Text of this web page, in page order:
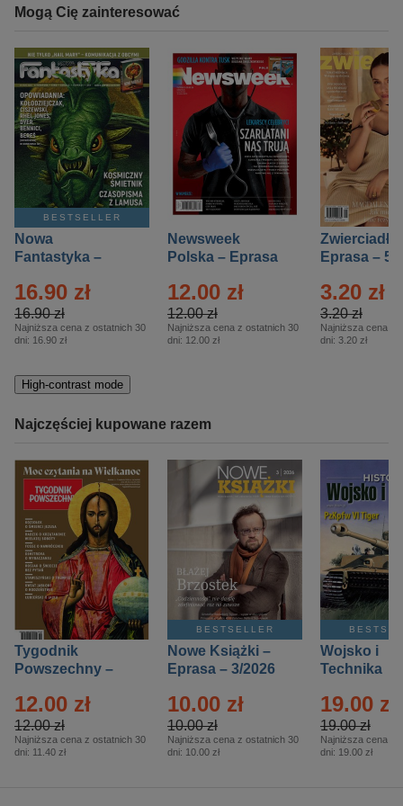
Mogą Cię zainteresować
BESTSELLER
Nowa
Fantastyka –
16.90 zł
16.90 zł
Najniższa cena z ostatnich 30
dni: 16.90 zł
Newsweek
Polska – Eprasa
12.00 zł
12.00 zł
Najniższa cena z ostatnich 30
dni: 12.00 zł
Zwierciadło
Eprasa – 5/
3.20 zł
3.20 zł
Najniższa cena z
dni: 3.20 zł
High-contrast mode
Najczęściej kupowane razem
Tygodnik
Powszechny –
12.00 zł
12.00 zł
Najniższa cena z ostatnich 30
dni: 11.40 zł
BESTSELLER
Nowe Książki –
Eprasa – 3/2026
10.00 zł
10.00 zł
Najniższa cena z ostatnich 30
dni: 10.00 zł
Wojsko i
Technika
– 2/2026
19.00 zł
19.00 zł
Najniższa cena z
dni: 19.00 zł